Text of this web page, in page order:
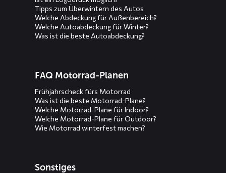
Tipps zum Überwintern des Autos
Welche Abdeckung für Außenbereich?
Welche Autoabdeckung für Winter?
Was ist die beste Autoabdeckung?
FAQ Motorrad-Planen
Frühjahrscheck fürs Motorrad
Was ist die beste Motorrad-Plane?
Welche Motorrad-Plane für Indoor?
Welche Motorrad-Plane für Outdoor?
Wie Motorrad winterfest machen?
Sonstiges